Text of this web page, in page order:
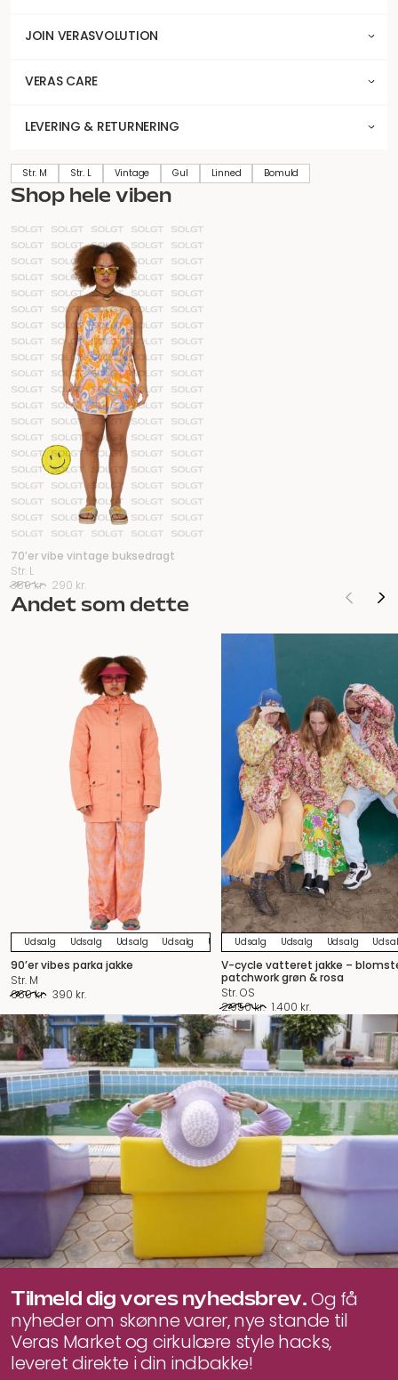
JOIN VERASVOLUTION
VERAS CARE
LEVERING & RETURNERING
Str. M Str. L Vintage Gul Linned Bomuld
Shop hele viben
70’er vibe vintage buksedragt
Str. L
350kr. Den
oprindelige
pris
290 kr.
aktuelle
pris
Andet som dette
Udsalg Udsalg Udsalg Udsalg Udsalg Udsalg Udsalg Udsalg
90’er vibes parka jakke
Str. M
660kr. Den
pris
var:
660 kr..
390 kr.
pris
er:
390 kr..
Udsalg Udsalg Udsalg
V-cycle vatteret jakke –
patchwork grøn & rosa
Str. OS
2.950kr. Den
oprindelige
pris
var:
2.950 kr..
1.400 kr.
aktuelle
pris
er:
1.400 kr..
Tilmeld dig vores nyhedsbrev.Og få
nyheder om skønne varer, nye stande til
Veras Market og cirkulære style hacks,
leveret direkte i din indbakke!